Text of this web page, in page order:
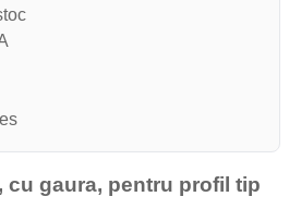
cu gaura, pentru profil tip